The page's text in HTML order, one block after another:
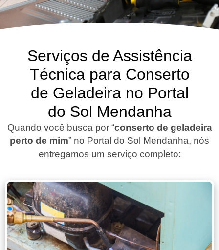
Serviços de Assistência
Técnica para Conserto
de Geladeira no Portal
do Sol Mendanha
Quando você busca por “conserto de geladeira
perto de mim” no Portal do Sol Mendanha, nós
entregamos um serviço completo: